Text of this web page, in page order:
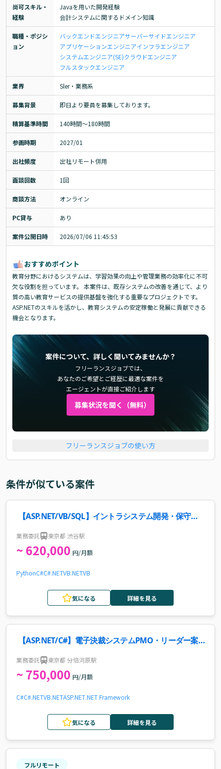
尚可スキル・
経験
Javaを用いた開発経験
会計システムに関するドメイン知識
職種・ポジシ
ョン
バックエンドエンジニアサーバーサイドエンジニア
アプリケーションエンジニアインフラエンジニア
システムエンジニア(SE)クラウドエンジニア
フルスタックエンジニア
業界 Sler・業務系
募集背景 即日より要員を募集しております。
精算基準時間 140時間〜180時間
参画時期 2027/01
出社頻度 出社リモート併用
面談回数 1回
商談方法 オンライン
PC貸与 あり
案件公開日時 2026/07/06 11:45:53
おすすめポイント
教育分野におけるシステムは、学習効果の向上や管理業務の効率化に不可
欠な役割を担っています。 本案件は、既存システムの改善を通じて、より
質の高い教育サービスの提供基盤を強化する重要なプロジェクトです。
ASP.NETのスキルを活かし、教育システムの安定稼働と発展に貢献できる
機会となります。
案件について、詳しく聞いてみませんか？
フリーランスジョブでは、
あなたのご希望とご経歴に最適な案件を
エージェントが直接ご紹介します
募集状況を聞く（無料）
フリーランスジョブの使い方
条件が似ている案件
【ASP.NET/VB/SQL】イントラシステム開発・保守案
業務委託 東京都 渋谷駅
~ 620,000 円/月額
PythonC#C#.NETVB.NETVB
気になる 詳細を見る
【ASP.NET/C#】電子決裁システムPMO・リーダー案
業務委託 東京都 分倍河原駅
~ 750,000 円/月額
C#C#.NETVB.NETASP.NET.NET Framework
気になる 詳細を見る
フルリモート